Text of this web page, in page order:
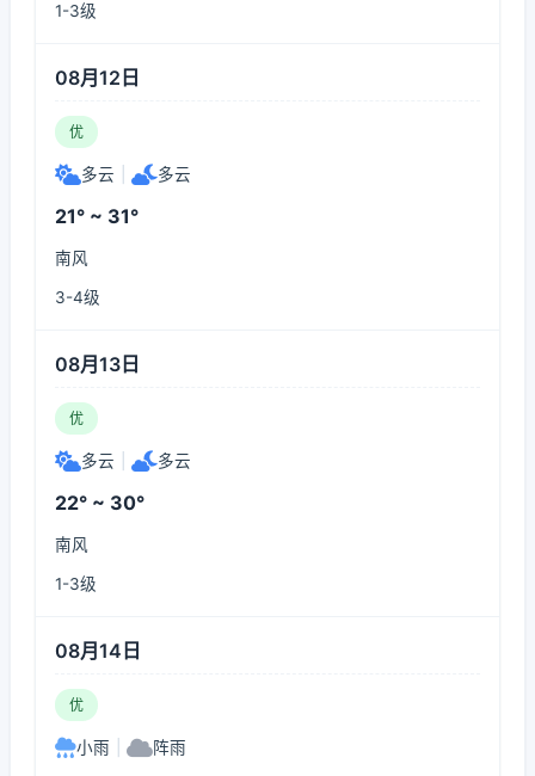
1-3级
08月12日
优
多云 多云
21° ~ 31°
南风
3-4级
08月13日
优
多云 多云
22° ~ 30°
南风
1-3级
08月14日
优
小雨 阵雨